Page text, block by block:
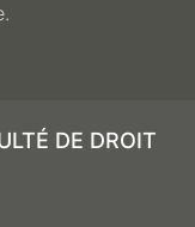
DE DROIT